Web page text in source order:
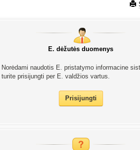
E. dėžutės duomenys
Norėdami naudotis E. pristatymo informacine
turite prisijungti per E. valdžios vartus.
Prisijungti